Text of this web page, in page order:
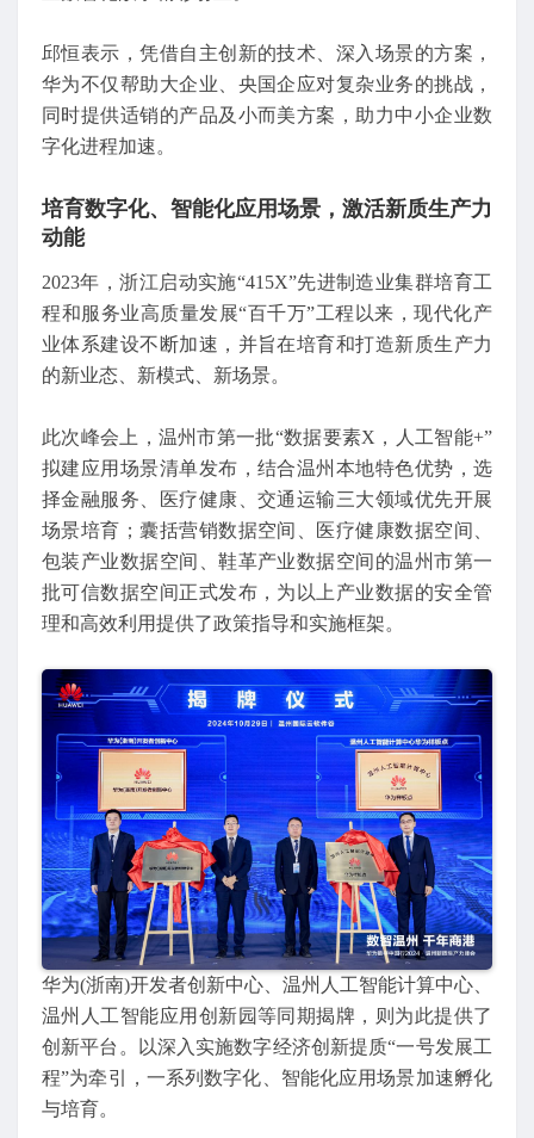
邱恒表示，凭借自主创新的技术、深入场景的方案，
华为不仅帮助大企业、央国企应对复杂业务的挑战，
同时提供适销的产品及小而美方案，助力中小企业数
字化进程加速。
培育数字化、智能化应用场景，激活新质生产力
动能
2023年，浙江启动实施“415X”先进制造业集群培育工
程和服务业高质量发展“百千万”工程以来，现代化产
业体系建设不断加速，并旨在培育和打造新质生产力
的新业态、新模式、新场景。
此次峰会上，温州市第一批“数据要素X，人工智能+”
拟建应用场景清单发布，结合温州本地特色优势，选
择金融服务、医疗健康、交通运输三大领域优先开展
场景培育；囊括营销数据空间、医疗健康数据空间、
包装产业数据空间、鞋革产业数据空间的温州市第一
批可信数据空间正式发布，为以上产业数据的安全管
理和高效利用提供了政策指导和实施框架。
华为(浙南)开发者创新中心、温州人工智能计算中心、
温州人工智能应用创新园等同期揭牌，则为此提供了
创新平台。以深入实施数字经济创新提质“一号发展工
程”为牵引，一系列数字化、智能化应用场景加速孵化
与培育。